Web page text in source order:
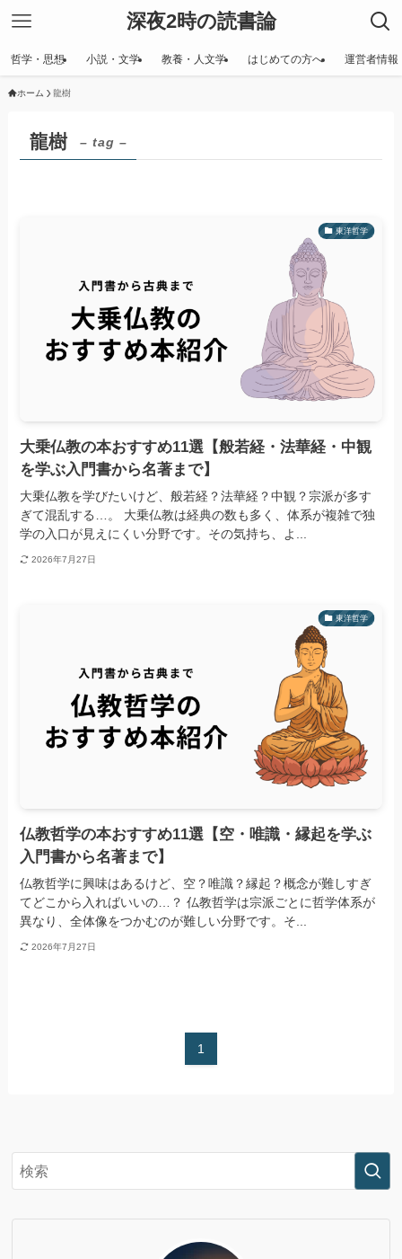
深夜2時の読書論
哲学・思想 小説・文学 教養・人文学 はじめての方へ 運営者情報
ホーム 龍樹
龍樹 – tag –
東洋哲学
大乗仏教の本おすすめ11選【般若経・法華経・中観
を学ぶ入門書から名著まで】
大乗仏教を学びたいけど、般若経？法華経？中観？宗派が多す
ぎて混乱する…。 大乗仏教は経典の数も多く、体系が複雑で独
学の入口が見えにくい分野です。その気持ち、よ...
2026年7月27日
東洋哲学
仏教哲学の本おすすめ11選【空・唯識・縁起を学ぶ
入門書から名著まで】
仏教哲学に興味はあるけど、空？唯識？縁起？概念が難しすぎ
てどこから入ればいいの…？ 仏教哲学は宗派ごとに哲学体系が
異なり、全体像をつかむのが難しい分野です。そ...
2026年7月27日
1